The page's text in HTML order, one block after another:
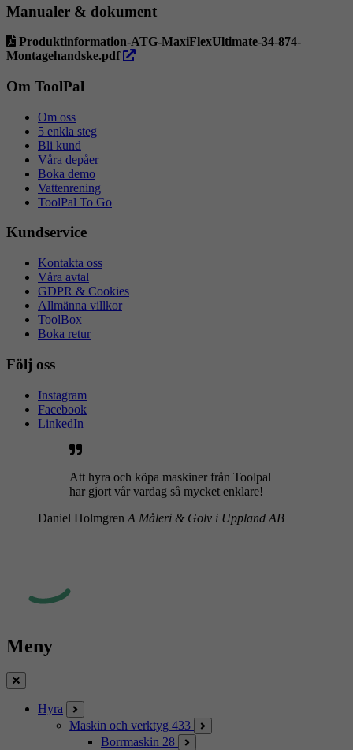
Manualer & dokument
Produktinformation-ATG-MaxiFlexUltimate-34-874-
Montagehandske.pdf öppna
Om ToolPal
Om oss
5 enkla steg
Bli kund
Våra depåer
Boka demo
Vattenrening
ToolPal To Go
Kundservice
Kontakta oss
Våra avtal
GDPR & Cookies
Allmänna villkor
ToolBox
Boka retur
Följ oss
Instagram
Facebook
LinkedIn
Att hyra och köpa maskiner från Toolpal
har gjort vår vardag så mycket enklare!
Daniel Holmgren A Måleri & Golv i Uppland AB
Meny
Stäng
Hyra
Maskin och verktyg 433
Borrmaskin 28